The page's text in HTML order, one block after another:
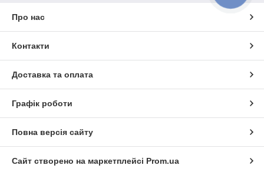
Про нас
Контакти
Доставка та оплата
Графік роботи
Повна версія сайту
Сайт створено на маркетплейсі Prom.ua